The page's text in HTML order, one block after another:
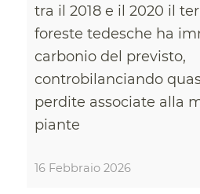
tra il 2018 e il 2020 il
foreste tedesche ha
carbonio del previsto,
controbilanciando
perdite associate alla
piante
16 Febbraio 2026